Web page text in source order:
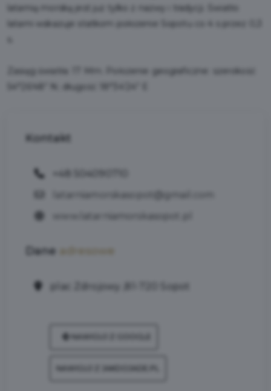
latarnią morską jest już tylko z nazwy i tradycji. Światło
latarni wskazuje statkom położenie Sopotu co 4 s przez 0,3
Zasięg światła: 17 Mm. Położenie geograficzne: szerokość
54°26’48” N; długość 18°34’24” E
Kontakt
latarniamorskasopot@gmail.com
www.latarniamorskasopot.pl
Dane adresowe
plac Zdrojowy ,81-720 Sopot